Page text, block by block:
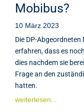
Mobibus?
10 März 2023
Die DP-
erfahren, dass es
dies nachdem sie
Frage an den
hatten.
weiterlesen...